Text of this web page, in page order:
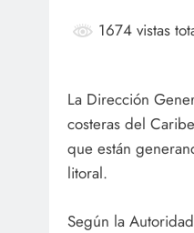
1674 vistas
La Dirección
costeras del
que están
litoral.
Según la